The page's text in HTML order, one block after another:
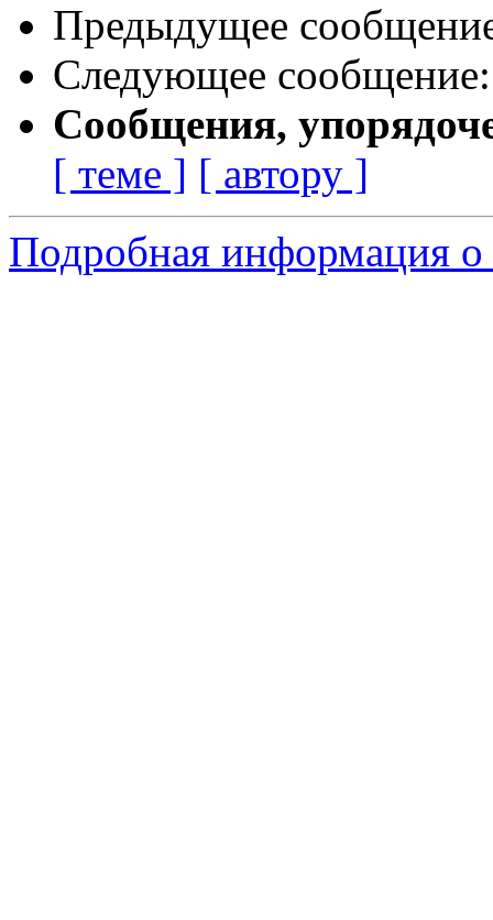
Предыдущее
Следующее
Сообщения,
[ теме ] [ автору ]
Подробная информация